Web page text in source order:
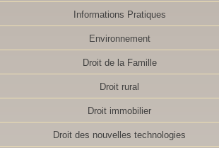
Informations Pratiques
Environnement
Droit de la Famille
Droit rural
Droit immobilier
Droit des nouvelles technologies